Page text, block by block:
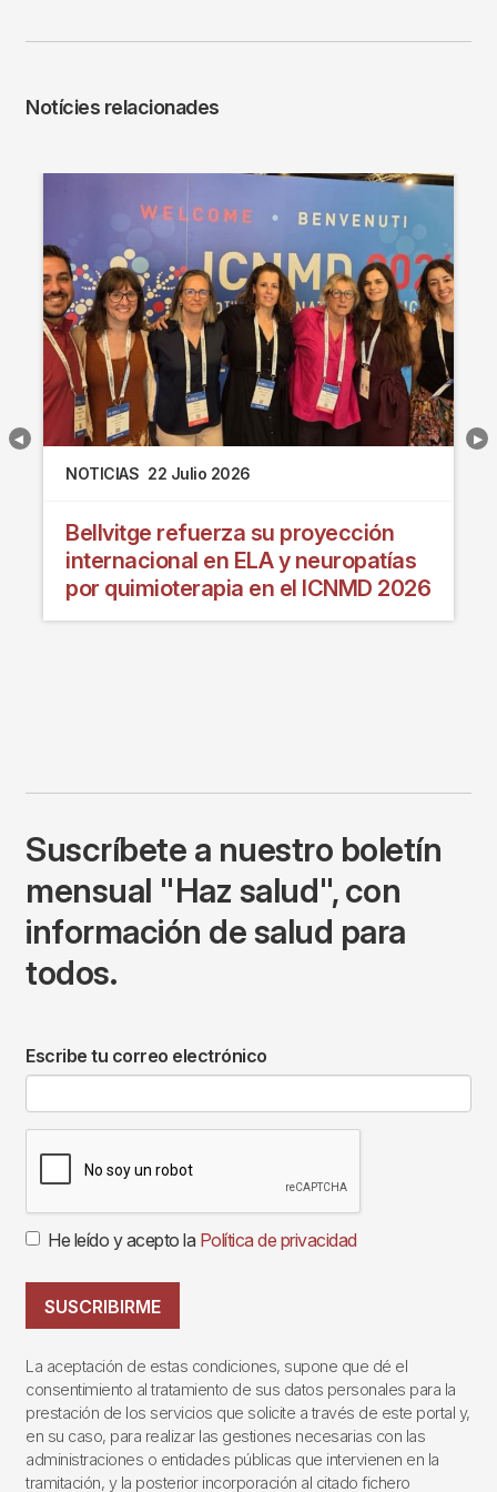
Notícies relacionades
NOTICIAS 22 Julio 2026
Bellvitge refuerza su proyección
internacional en ELA y neuropatías
por quimioterapia en el ICNMD 2026
Suscríbete a nuestro boletín
mensual "Haz salud", con
información de salud para
todos.
Escribe tu correo electrónico
He leído y acepto la Política de privacidad
SUSCRIBIRME
La aceptación de estas condiciones, supone que dé el
consentimiento al tratamiento de sus datos personales para la
prestación de los servicios que solicite a través de este portal y,
en su caso, para realizar las gestiones necesarias con las
administraciones o entidades públicas que intervienen en la
tramitación, y la posterior incorporación al citado fichero